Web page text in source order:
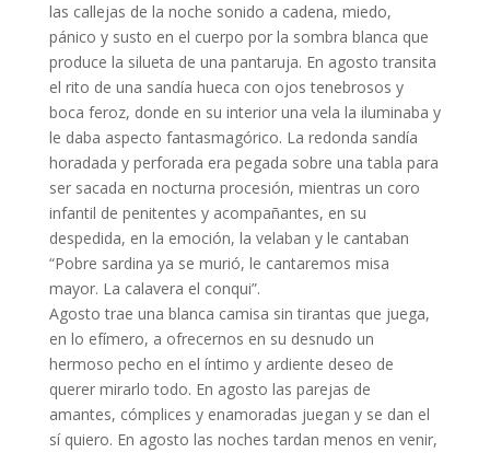
las callejas de la noche sonido a cadena, miedo,
pánico y susto en el cuerpo por la sombra blanca que
produce la silueta de una pantaruja. En agosto transita
el rito de una sandía hueca con ojos tenebrosos y
boca feroz, donde en su interior una vela la iluminaba y
le daba aspecto fantasmagórico. La redonda sandía
horadada y perforada era pegada sobre una tabla para
ser sacada en nocturna procesión, mientras un coro
infantil de penitentes y acompañantes, en su
despedida, en la emoción, la velaban y le cantaban
“Pobre sardina ya se murió, le cantaremos misa
mayor. La calavera el conqui”.
Agosto trae una blanca camisa sin tirantas que juega,
en lo efímero, a ofrecernos en su desnudo un
hermoso pecho en el íntimo y ardiente deseo de
querer mirarlo todo. En agosto las parejas de
amantes, cómplices y enamoradas juegan y se dan el
sí quiero. En agosto las noches tardan menos en venir,